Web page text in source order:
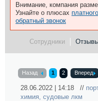
Внимание, компания
Узнайте о плюсах
обратный звонок
Сотрудники
Назад 1 2 Вперед
28.06.2022 | 14:18 //
химия, судовые лкм